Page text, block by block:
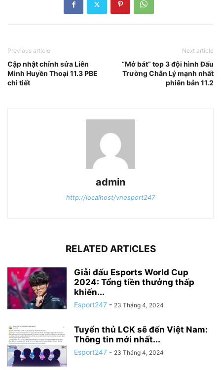
Previous article
Cập nhật chỉnh sửa Liên
Minh Huyền Thoại 11.3 PBE
chi tiết
Next article
“Mở bát” top 3 đội hình Đấu
Trường Chân Lý mạnh nhất
phiên bản 11.2
admin
http://localhost/vnesport247
RELATED ARTICLES
Giải đấu Esports World Cup
2024: Tổng tiền thưởng thấp
khiến...
Esport247 - 23 Tháng 4, 2024
Tuyển thủ LCK sẽ đến Việt Nam:
Thông tin mới nhất...
Esport247 - 23 Tháng 4, 2024